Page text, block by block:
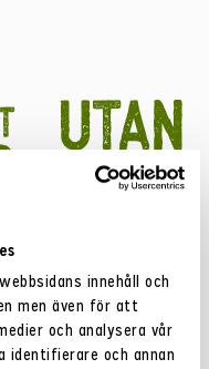
innehåll och
men även för att
och analysera vår
identifierare och annan
Informationen som